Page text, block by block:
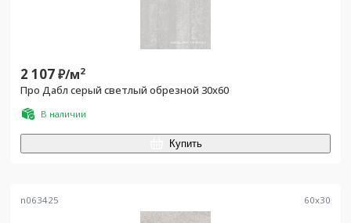
2 107₽/м2
Про Дабл серый светлый обрезной 30х60
В наличии
Купить
n063425 60x30